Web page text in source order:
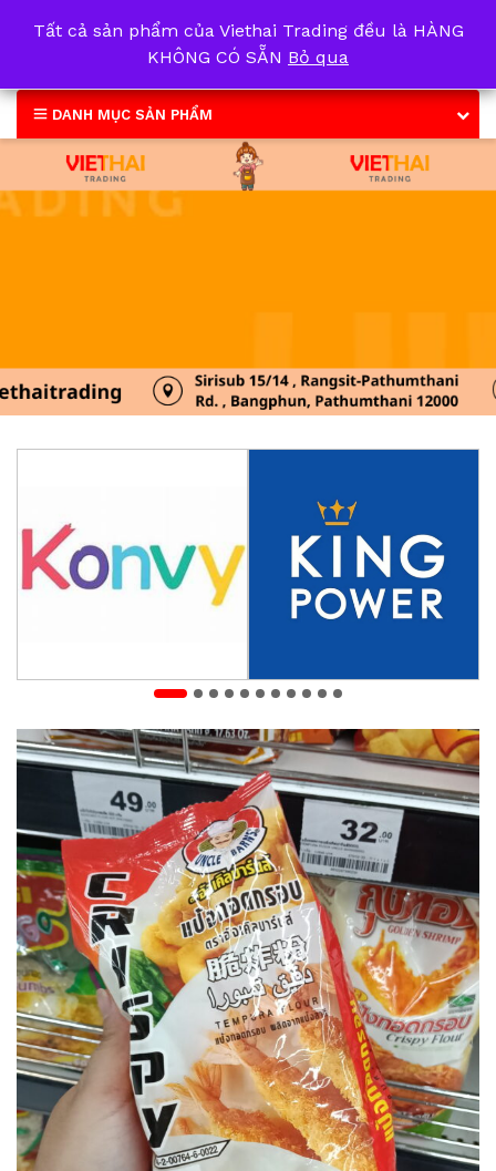
DANH MỤC SẢN PHẨM
Tất cả sản phẩm của Viethai Trading đều là HÀNG
KHÔNG CÓ SẴN Bỏ qua